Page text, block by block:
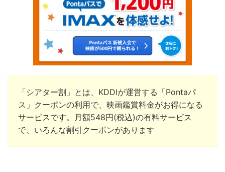
「シアター割」とは、KDDIが運営する「Pontaパ
ス」クーポンの利用で、映画鑑賞料金がお得になる
サービスです。月額548円(税込)の有料サービス
で、いろんな割引クーポンがあります